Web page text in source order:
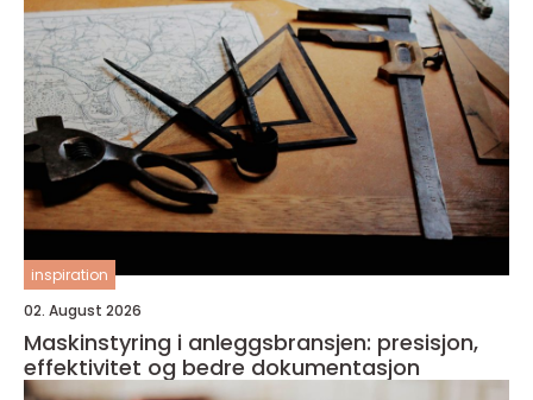
inspiration
02. August 2026
Maskinstyring i anleggsbransjen: presisjon,
effektivitet og bedre dokumentasjon